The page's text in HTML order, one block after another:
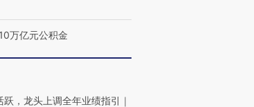
万亿元公积金
跃，龙头上调全年业绩指引｜